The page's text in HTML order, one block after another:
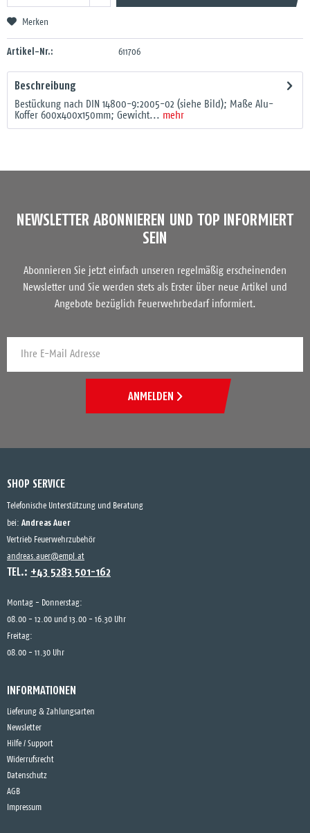
Merken
Artikel-Nr.: 611706
Beschreibung
Bestückung nach DIN 14800-9:2005-02 (siehe Bild); Maße Alu-
Koffer 600x400x150mm; Gewicht... mehr
NEWSLETTER ABONNIEREN UND TOP INFORMIERT
SEIN
Abonnieren Sie jetzt einfach unseren regelmäßig erscheinenden
Newsletter und Sie werden stets als Erster über neue Artikel und
Angebote bezüglich Feuerwehrbedarf informiert.
ANMELDEN
SHOP SERVICE
Telefonische Unterstützung und Beratung
bei: Andreas Auer
Vertrieb Feuerwehrzubehör
andreas.auer@empl.at
TEL.: +43 5283 501-162
Montag - Donnerstag:
08.00 - 12.00 und 13.00 - 16.30 Uhr
Freitag:
08.00 - 11.30 Uhr
INFORMATIONEN
Lieferung & Zahlungsarten
Newsletter
Hilfe / Support
Widerrufsrecht
Datenschutz
AGB
Impressum